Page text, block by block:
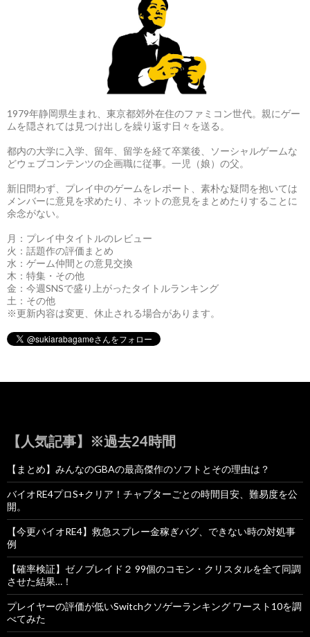
1979年静岡県生まれ、東京都郊外在住のファミコン世代。親にゲー
ムを隠されては見つけ出しを繰り返す日々を送る。
都内の大学に入学、留年、留学を経て卒業後、ソーシャルゲームな
どウェブコンテンツの企画職に従事。一児（娘）の父。
新旧問わず、プレイ中のゲームをレポート、素朴な疑問を抱いては
メンバーに意見を求めたり、ネットの意見をまとめたりすることに
余念がない。
月：プレイ中タイトルのレビュー
火：話題作の評価まとめ
水：ゲーム仲間との意見交換
木：特集・その他
金：今週SNSで盛り上がったタイトルランキング
土：その他
※更新内容は変更、休止される場合があります。
【人気記事】※過去24時間
【まとめ】みんなのGBAの最高傑作のソフトとその理由は？
バイオRE4プロS+クリア！チャプターごとの時間目安、難易度を公
開。
【今更バイオRE4】救急スプレー金稼ぎバグ、できない時の対処事
例
【確率検証】ゼノブレイド２ 99個のコモン・クリスタルを全て同調
させた結果…！
プレイヤーの評価が低いSwitchクソゲーランキング ワースト10を調
べてみた